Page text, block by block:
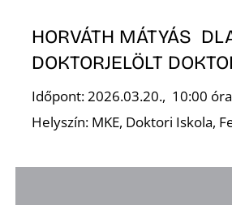
HORVÁTH MÁTYÁS
DOKTORJELÖLT
Időpont: 2026.03.20., 10:00 óra
Helyszín: MKE, Doktori Iskola,